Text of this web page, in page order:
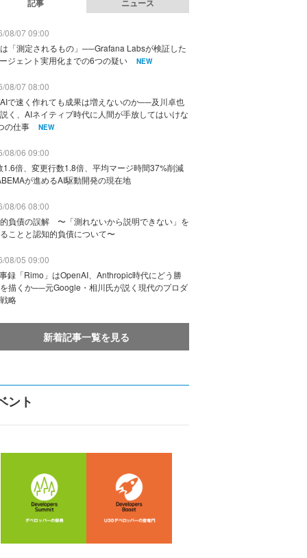
記事 ニュース
08/07 09:00
「測定されるもの」──Grafana Labsが検証した
ジェント実用化までの6つの疑い
NEW
08/07 08:00
で速く作れても成果は増えないのか──及川卓也
く、AIネイティブ時代に人間が手放してはいけな
の仕事
NEW
08/06 09:00
1.6倍、変更行数1.8倍、平均マージ時間37%削減
が進めるAI駆動開発の現在地
08/06 08:00
負債の誤解 〜「測れないから説明できない」を
ことと認知的負債について〜
08/05 09:00
録「Rimo」はOpenAI、Anthropic時代にどう勝
描くか──元Google・相川氏が説く現代のプロダ
略
新着記事一覧を見る
ント